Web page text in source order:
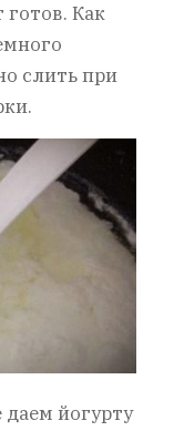
готов. Как
слить при
йогурту